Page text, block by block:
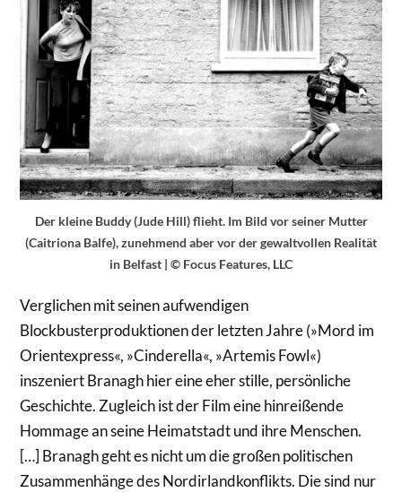
Der kleine Buddy (Jude Hill) flieht. Im Bild vor seiner Mutter
(Caitriona Balfe), zunehmend aber vor der gewaltvollen Realität
in Belfast | © Focus Features, LLC
Verglichen mit seinen aufwendigen
Blockbusterproduktionen der letzten Jahre (»Mord im
Orientexpress«, »Cinderella«, »Artemis Fowl«)
inszeniert Branagh hier eine eher stille, persönliche
Geschichte. Zugleich ist der Film eine hinreißende
Hommage an seine Heimatstadt und ihre Menschen.
[…] Branagh geht es nicht um die großen politischen
Zusammenhänge des Nordirlandkonflikts. Die sind nur